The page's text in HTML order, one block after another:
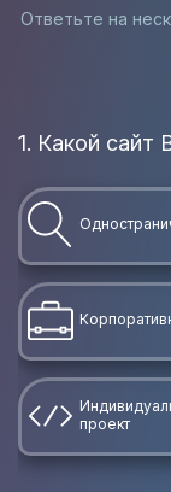
Ответьте на
1. Какой сайт
проект